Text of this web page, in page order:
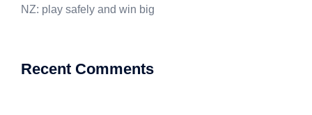
NZ: play safely and win big
Recent Comments